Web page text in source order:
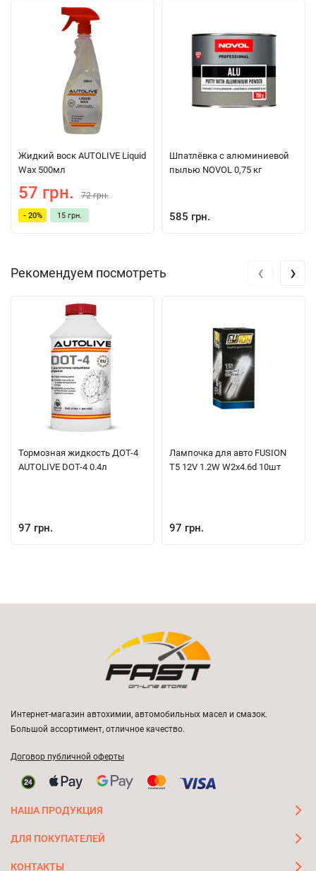
носителя. Они просты в использовании, не формируют капель
в процессе эксплуатации, дают стабильное испарение.
Жидкий воск AUTOLIVE Liquid
Wax 500мл
57 грн. 72 грн.
- 20% 15 грн.
Шпатлёвка с алюминиевой
пылью NOVOL 0,75 кг
585 грн.
Рекомендуем посмотреть
Тормозная жидкость ДОТ-4
AUTOLIVE DOT-4 0.4л
97 грн.
Лампочка для авто FUSION
T5 12V 1.2W W2x4.6d 10шт
97 грн.
‹ ›
Интернет-магазин автохимии, автомобильных масел и смазок.
Большой ассортимент, отличное качество.
Договор публичной оферты
НАША ПРОДУКЦИЯ
ДЛЯ ПОКУПАТЕЛЕЙ
КОНТАКТЫ